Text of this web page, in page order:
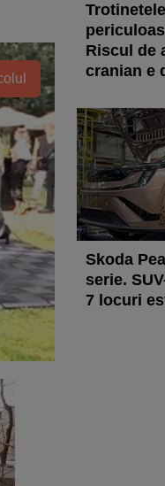
Riscul de
cranian e
Skoda
serie.
7 locuri